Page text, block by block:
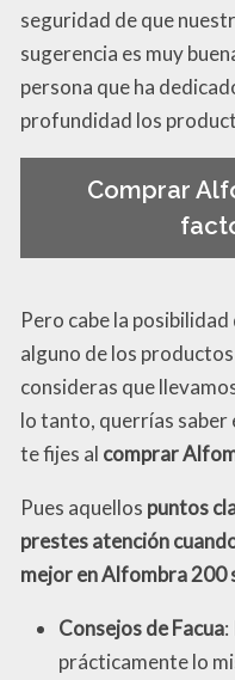
seguridad de que
sugerencia es muy
persona que ha
profundidad los
Comprar
Pero cabe la
alguno de los
consideras que
lo tanto, querrías saber
te fijes al comprar
Pues aquellos puntos
prestes atención
mejor en Alfombra 200
Consejos de Facua:
prácticamente lo